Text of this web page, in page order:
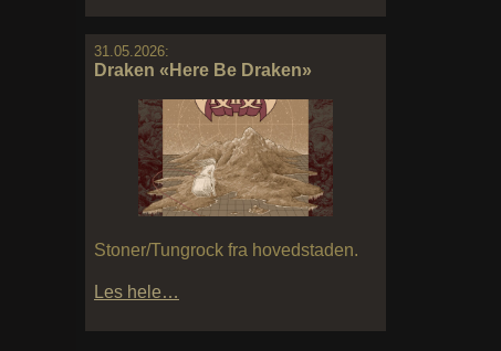
31.05.2026:
Draken «Here Be Draken»
Stoner/Tungrock fra hovedstaden.
Les hele…